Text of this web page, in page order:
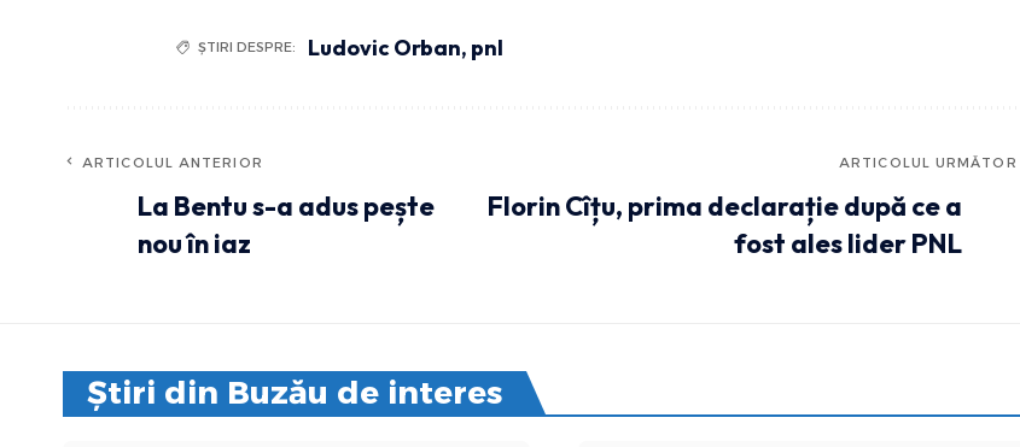
ȘTIRI DESPRE: Ludovic Orban, pnl
ARTICOLUL ANTERIOR
La Bentu s-a adus pește
nou în iaz
ARTICOLUL URMĂTOR
Florin Cîțu, prima declarație după ce a
fost ales lider PNL
Știri din Buzău de interes